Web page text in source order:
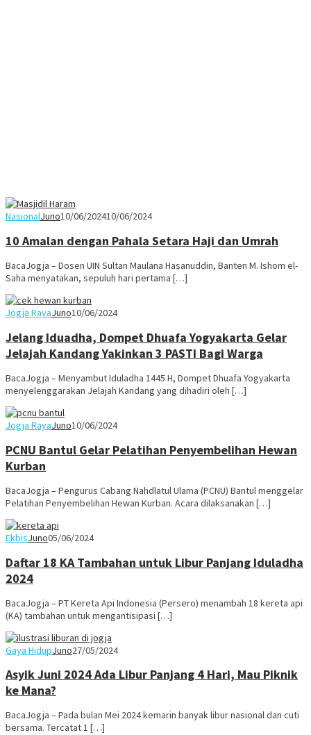
NasionalJuno10/06/202410/06/2024
10 Amalan dengan Pahala Setara Haji dan Umrah
BacaJogja – Dosen UIN Sultan Maulana Hasanuddin, Banten M. Ishom el-
Saha menyatakan, sepuluh hari pertama […]
Jogja RayaJuno10/06/2024
Jelang Iduadha, Dompet Dhuafa Yogyakarta Gelar
Jelajah Kandang Yakinkan 3 PASTI Bagi Warga
BacaJogja – Menyambut Iduladha 1445 H, Dompet Dhuafa Yogyakarta
menyelenggarakan Jelajah Kandang yang dihadiri oleh […]
Jogja RayaJuno10/06/2024
PCNU Bantul Gelar Pelatihan Penyembelihan Hewan
Kurban
BacaJogja – Pengurus Cabang Nahdlatul Ulama (PCNU) Bantul menggelar
Pelatihan Penyembelihan Hewan Kurban. Acara dilaksanakan […]
EkbisJuno05/06/2024
Daftar 18 KA Tambahan untuk Libur Panjang Iduladha
2024
BacaJogja – PT Kereta Api Indonesia (Persero) menambah 18 kereta api
(KA) tambahan untuk mengantisipasi […]
Gaya HidupJuno27/05/2024
Asyik Juni 2024 Ada Libur Panjang 4 Hari, Mau Piknik
ke Mana?
BacaJogja – Pada bulan Mei 2024 kemarin banyak libur nasional dan cuti
bersama. Tercatat 1 […]